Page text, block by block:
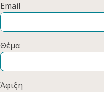
Email
Θέμα
Άφιξη